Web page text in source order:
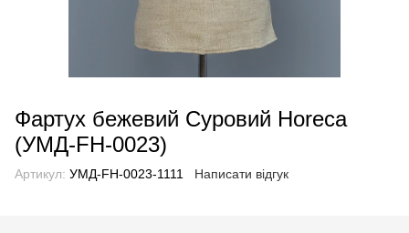
Фартух бежевий Суровий Horeca
(УМД-FH-0023)
Артикул: УМД-FH-0023-1111 Написати відгук